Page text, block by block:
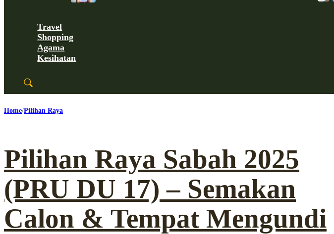
Travel
Shopping
Agama
Kesihatan
Home Pilihan Raya
Pilihan Raya Sabah 2025
(PRU DU 17) – Semakan
Calon & Tempat Mengundi